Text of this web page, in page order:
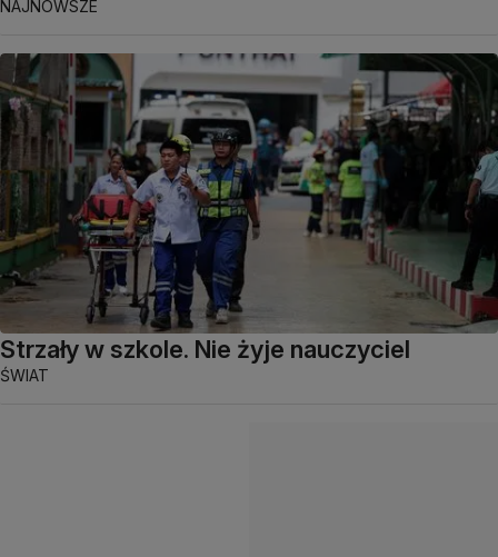
NAJNOWSZE
Strzały w szkole. Nie żyje nauczyciel
ŚWIAT